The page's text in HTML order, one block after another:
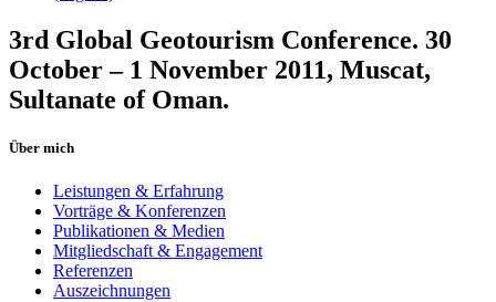
3rd Global Geotourism Conference. 30
October – 1 November 2011, Muscat,
Sultanate of Oman.
Über mich
Leistungen & Erfahrung
Vorträge & Konferenzen
Publikationen & Medien
Mitgliedschaft & Engagement
Referenzen
Auszeichnungen